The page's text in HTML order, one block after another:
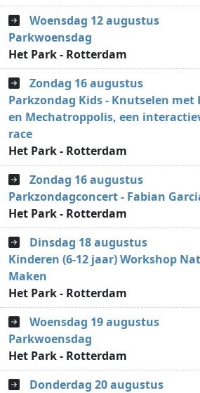
Woensdag 12 augustus
Parkwoensdag
Het Park - Rotterdam
Zondag 16 augustus
Parkzondag Kids - Knutselen met
en Mechatroppolis, een
race
Het Park - Rotterdam
Zondag 16 augustus
Parkzondagconcert - Fabian
Het Park - Rotterdam
Dinsdag 18 augustus
Kinderen (6-12 jaar) Workshop
Maken
Het Park - Rotterdam
Woensdag 19 augustus
Parkwoensdag
Het Park - Rotterdam
Donderdag 20 augustus